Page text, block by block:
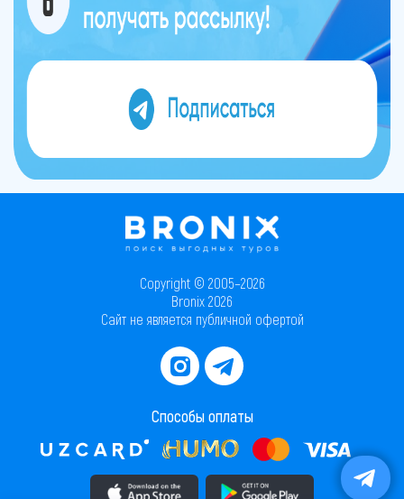
Copyright © 2005–2026
Bronix 2026
Сайт не является публичной офертой
Способы оплаты
Скачать приложение в AppStore Скачать приложение в PlayMarket